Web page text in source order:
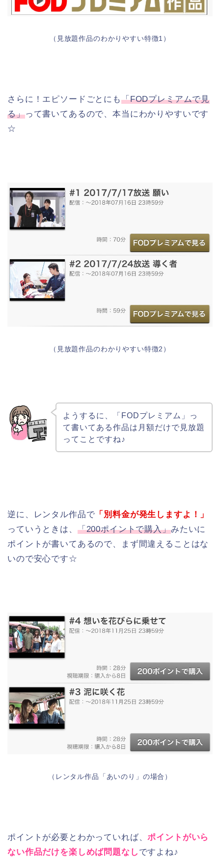
（見放題作品のわかりやすい特徴1）
さらに！エピソードごとにも「FODプレミアムで見
る」って書いてあるので、本当にわかりやすいです
☆
（見放題作品のわかりやすい特徴2）
ようするに、「FODプレミアム」っ
て書いてある作品は月額だけで見放題
ってことですね♪
逆に、レンタル作品で 「別料金が発生しますよ！」
っていうときは、 「200ポイントで購入」みたいに
ポイントが書いてあるので、まず間違えることはな
いので安心です☆
（レンタル作品「あいのり」の場合）
ポイントが必要とわかっていれば、ポイントがいら
ない作品だけを楽しめば問題なし ですよね♪